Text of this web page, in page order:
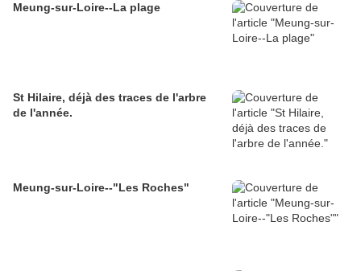
Meung-sur-Loire--La plage
St Hilaire, déjà des traces de l'arbre
de l'année.
Meung-sur-Loire--"Les Roches"